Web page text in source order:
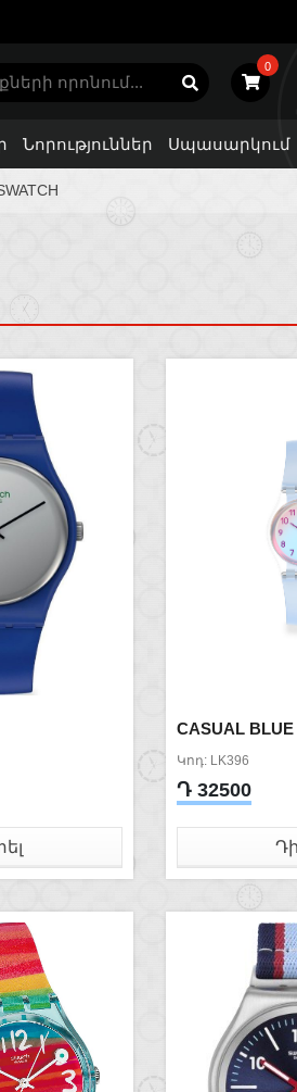
0
Նորություններ Սպասարկում
CASUAL BLUE
Կոդ: LK396
Դ 32500